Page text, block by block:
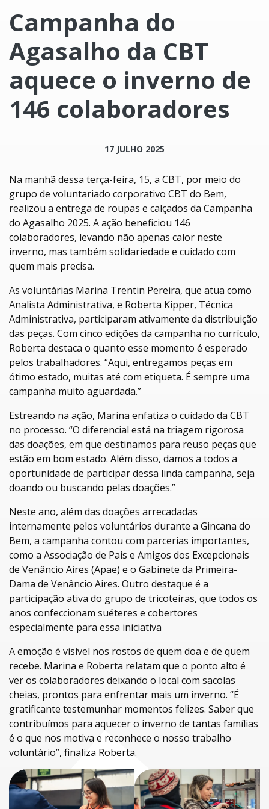
Campanha do
Agasalho da CBT
aquece o inverno de
146 colaboradores
17 JULHO 2025
Na manhã dessa terça-feira, 15, a CBT, por meio do
grupo de voluntariado corporativo CBT do Bem,
realizou a entrega de roupas e calçados da Campanha
do Agasalho 2025. A ação beneficiou 146
colaboradores, levando não apenas calor neste
inverno, mas também solidariedade e cuidado com
quem mais precisa.
As voluntárias Marina Trentin Pereira, que atua como
Analista Administrativa, e Roberta Kipper, Técnica
Administrativa, participaram ativamente da distribuição
das peças. Com cinco edições da campanha no currículo,
Roberta destaca o quanto esse momento é esperado
pelos trabalhadores. “Aqui, entregamos peças em
ótimo estado, muitas até com etiqueta. É sempre uma
campanha muito aguardada.”
Estreando na ação, Marina enfatiza o cuidado da CBT
no processo. “O diferencial está na triagem rigorosa
das doações, em que destinamos para reuso peças que
estão em bom estado. Além disso, damos a todos a
oportunidade de participar dessa linda campanha, seja
doando ou buscando pelas doações.”
Neste ano, além das doações arrecadadas
internamente pelos voluntários durante a Gincana do
Bem, a campanha contou com parcerias importantes,
como a Associação de Pais e Amigos dos Excepcionais
de Venâncio Aires (Apae) e o Gabinete da Primeira-
Dama de Venâncio Aires. Outro destaque é a
participação ativa do grupo de tricoteiras, que todos os
anos confeccionam suéteres e cobertores
especialmente para essa iniciativa
A emoção é visível nos rostos de quem doa e de quem
recebe. Marina e Roberta relatam que o ponto alto é
ver os colaboradores deixando o local com sacolas
cheias, prontos para enfrentar mais um inverno. “É
gratificante testemunhar momentos felizes. Saber que
contribuímos para aquecer o inverno de tantas famílias
é o que nos motiva e reconhece o nosso trabalho
voluntário”, finaliza Roberta.